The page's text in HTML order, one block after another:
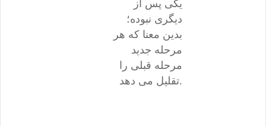
یکی پس از
دیگری نبوده؛
بدین معنا که هر
مرحله جدید
مرحله قبلی را
تقلیل می دهد.